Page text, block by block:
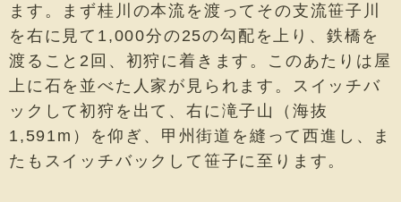
ます。まず桂川の本流を渡ってその支流笹子川
を右に見て1,000分の25の勾配を上り、鉄橋を
渡ること2回、初狩に着きます。このあたりは屋
上に石を並べた人家が見られます。スイッチバ
ックして初狩を出て、右に滝子山（海抜
1,591m）を仰ぎ、甲州街道を縫って西進し、ま
たもスイッチバックして笹子に至ります。